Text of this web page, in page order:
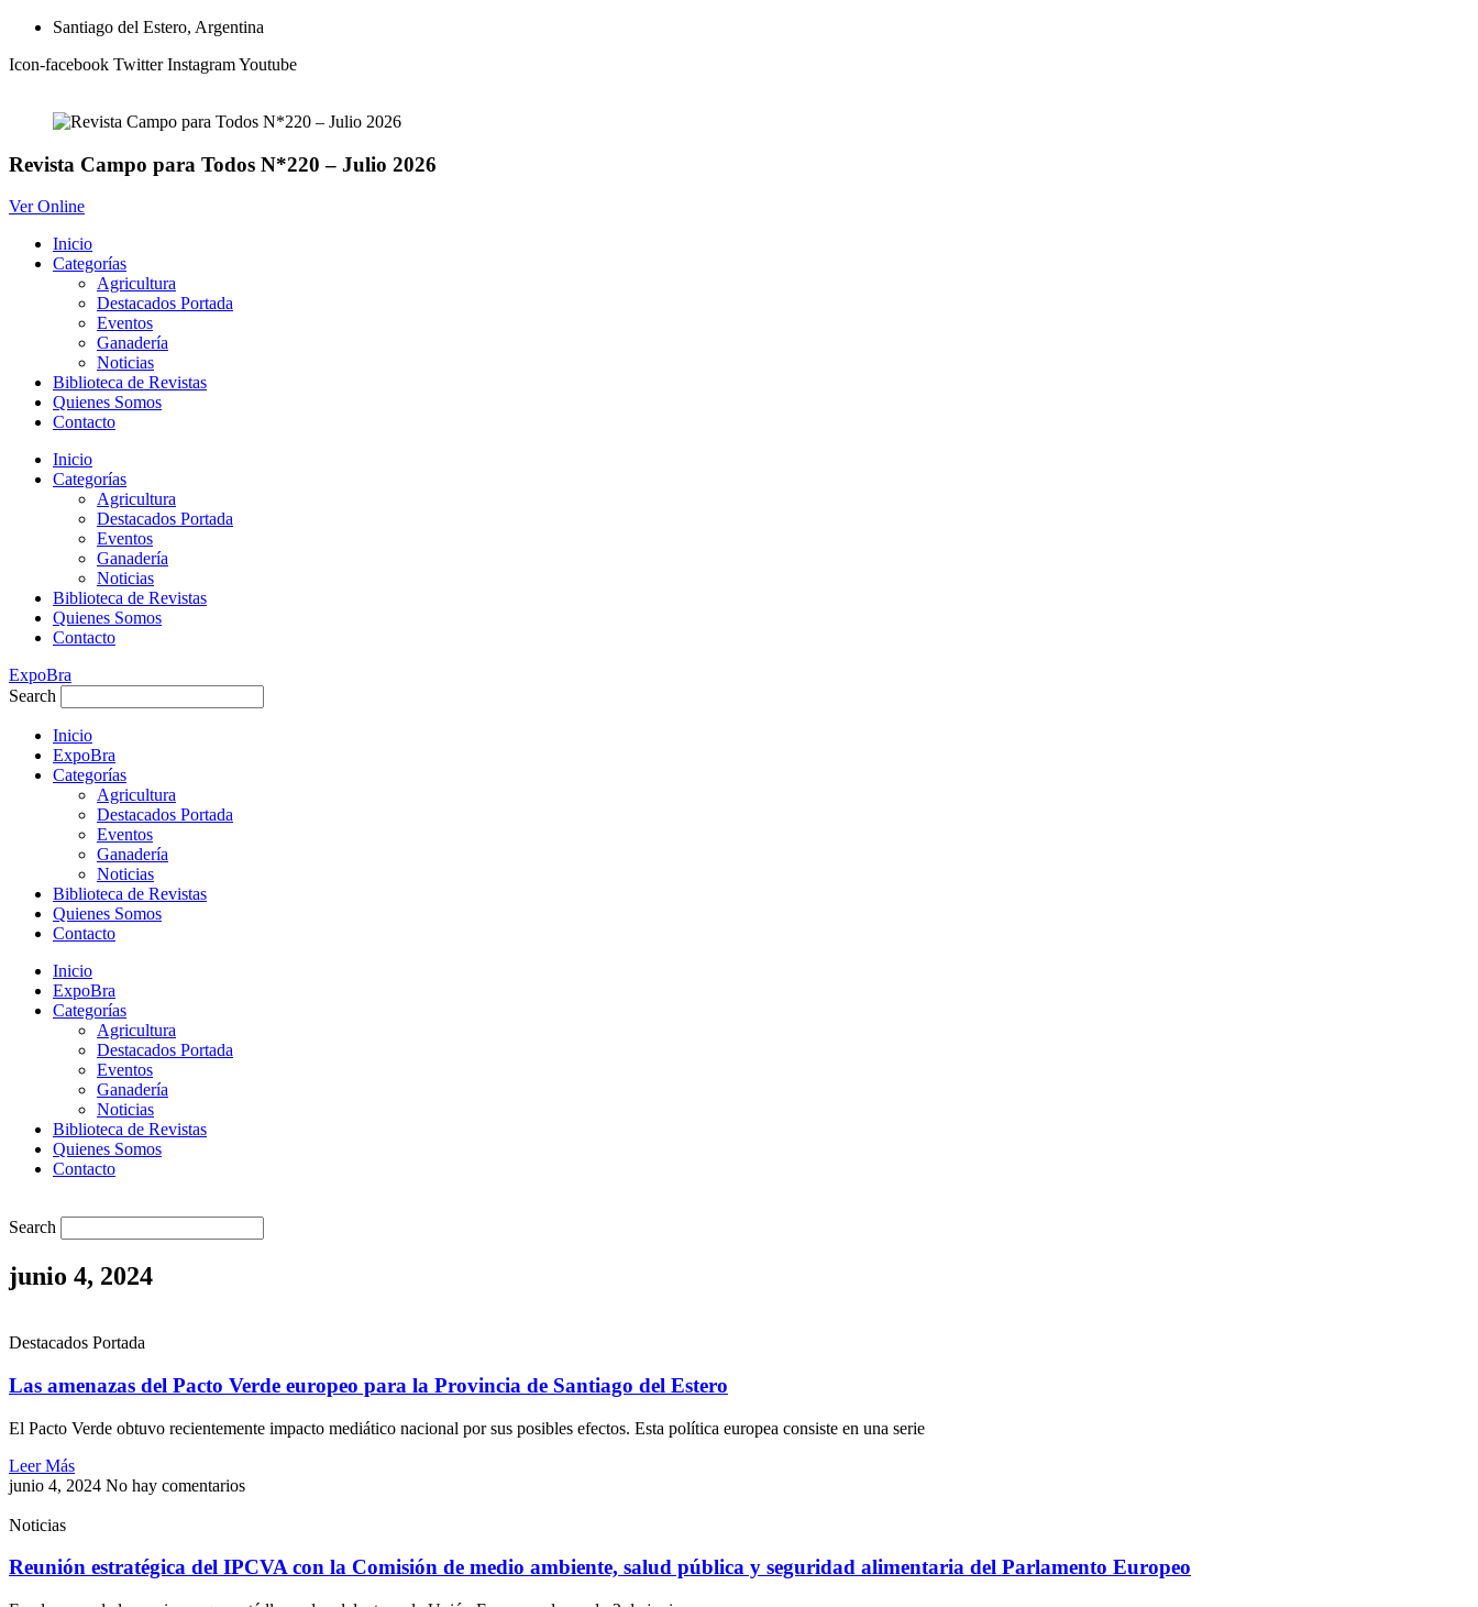
contenido
Santiago del Estero, Argentina
Icon-facebook Twitter InstagramYoutube
Revista Campo para Todos N*220 – Julio 2026
Ver Online
Inicio
Categorías
Agricultura
Destacados Portada
Eventos
Ganadería
Noticias
Biblioteca de Revistas
Quienes Somos
Contacto
Inicio
Categorías
Agricultura
Destacados Portada
Eventos
Ganadería
Noticias
Biblioteca de Revistas
Quienes Somos
Contacto
ExpoBra
Search
Inicio
ExpoBra
Categorías
Agricultura
Destacados Portada
Eventos
Ganadería
Noticias
Biblioteca de Revistas
Quienes Somos
Contacto
Inicio
ExpoBra
Categorías
Agricultura
Destacados Portada
Eventos
Ganadería
Noticias
Biblioteca de Revistas
Quienes Somos
Contacto
Search
junio 4, 2024
Destacados Portada
Las amenazas del Pacto Verde europeo para la Provincia de Santiago del Estero
El Pacto Verde obtuvo recientemente impacto mediático nacional por sus posibles efectos. Esta política europea consiste en una serie
Leer Más
junio 4, 2024 No hay comentarios
Noticias
Reunión estratégica del IPCVA con la Comisión de medio ambiente, salud pública y seguridad alimentaria del Parlamento Europeo